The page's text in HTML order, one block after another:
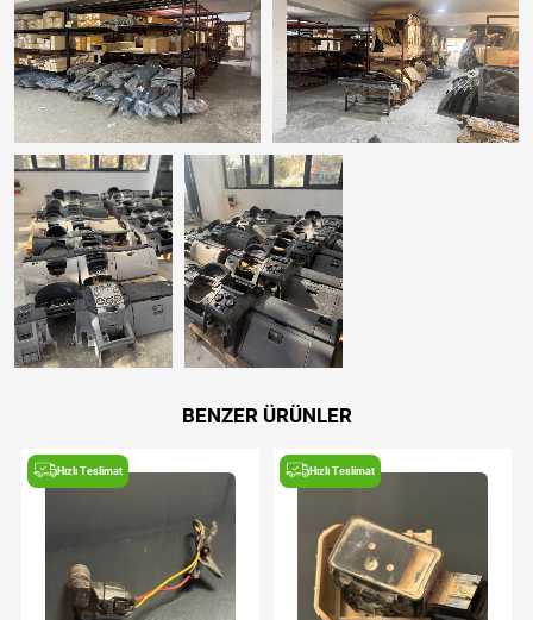
BENZER ÜRÜNLER
Hızlı Teslimat Hızlı Teslimat